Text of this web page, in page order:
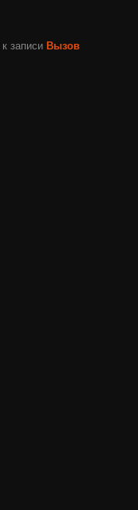
к записиВызов